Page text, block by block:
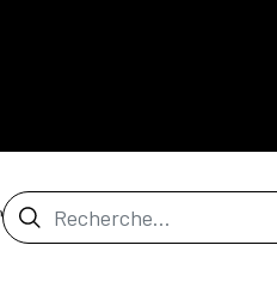
Barre de recherche